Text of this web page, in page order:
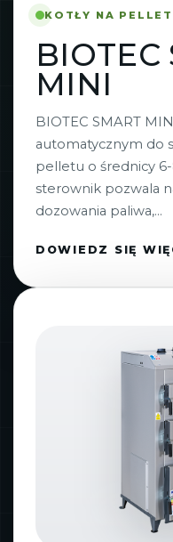
KOTŁY NA PELLET
BIOTEC
MINI
BIOTEC SMART
automatycznym do
pelletu o średnicy
sterownik pozwala
dozowania paliwa,...
DOWIEDZ SIĘ